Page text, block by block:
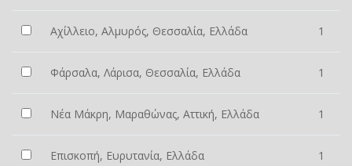
Αχίλλειο, Αλμυρός, Θεσσαλία, Ελλάδα 1
Φάρσαλα, Λάρισα, Θεσσαλία, Ελλάδα 1
Νέα Μάκρη, Μαραθώνας, Αττική, Ελλάδα 1
Επισκοπή, Ευρυτανία, Ελλάδα 1